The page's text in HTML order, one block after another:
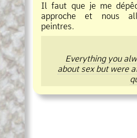
Il faut que je me
approche et nous
peintres.
Everything you
about sex but were